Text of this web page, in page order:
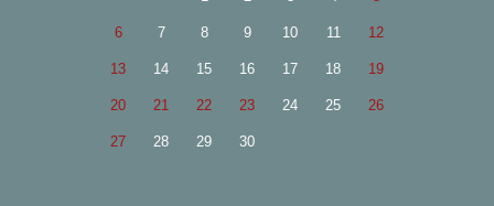
6 7 8 9 10 11 12
13 14 15 16 17 18 19
20 21 22 23 24 25 26
27 28 29 30